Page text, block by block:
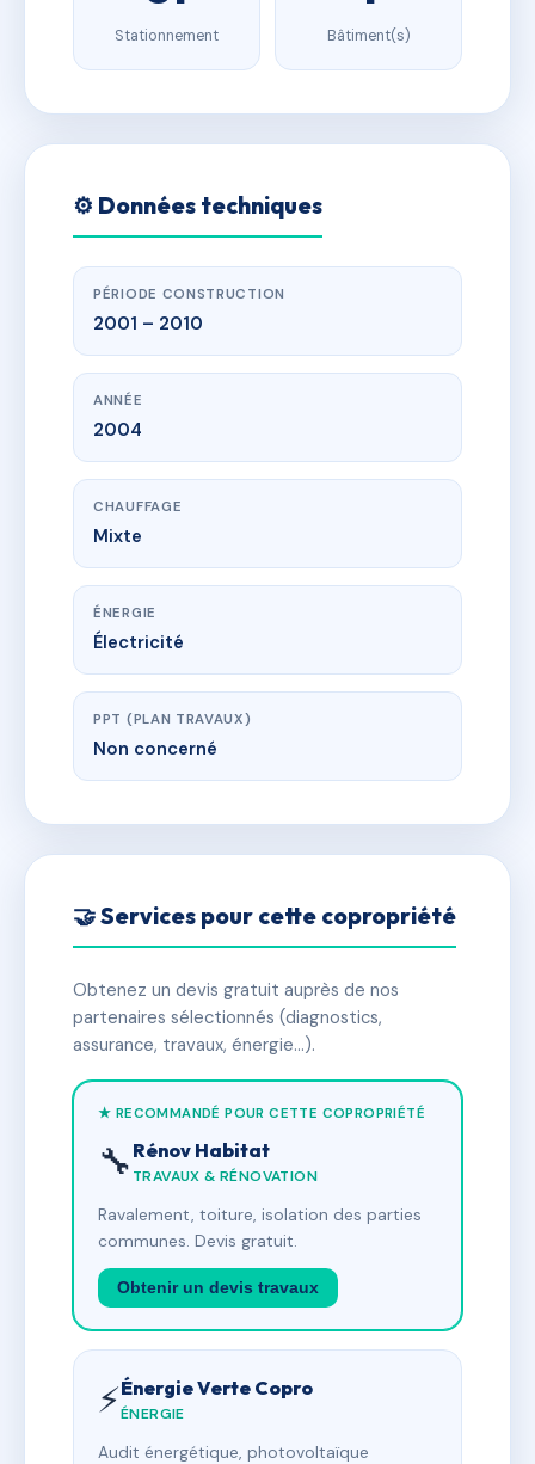
Stationnement Bâtiment(s)
⚙️ Données techniques
PÉRIODE CONSTRUCTION
2001 – 2010
ANNÉE
2004
CHAUFFAGE
Mixte
ÉNERGIE
Électricité
PPT (PLAN TRAVAUX)
Non concerné
🤝 Services pour cette copropriété
Obtenez un devis gratuit auprès de nos
partenaires sélectionnés (diagnostics,
assurance, travaux, énergie…).
★ RECOMMANDÉ POUR CETTE COPROPRIÉTÉ
🔧 Rénov Habitat
TRAVAUX & RÉNOVATION
Ravalement, toiture, isolation des parties
communes. Devis gratuit.
Obtenir un devis travaux
⚡Énergie Verte Copro
ÉNERGIE
Audit énergétique, photovoltaïque